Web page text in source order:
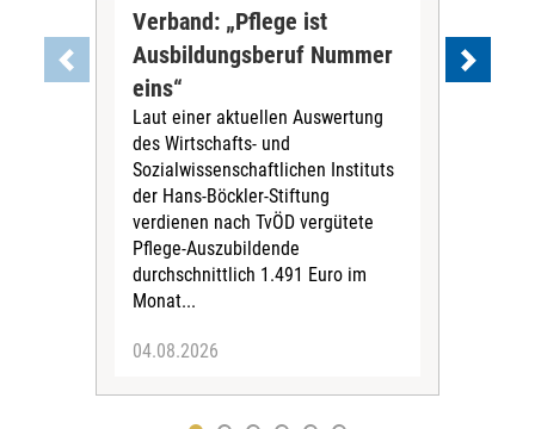
Verband: „Pflege ist
Ausbildungsberuf Nummer
eins“
Laut einer aktuellen Auswertung
des Wirtschafts- und
Sozialwissenschaftlichen Instituts
der Hans-Böckler-Stiftung
verdienen nach TvÖD vergütete
Pflege-Auszubildende
durchschnittlich 1.491 Euro im
Monat...
04.08.2026